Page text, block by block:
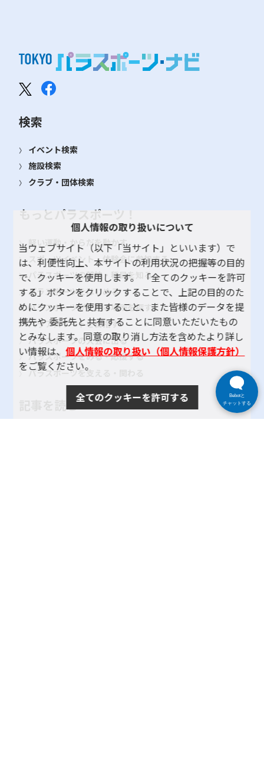
検索
イベント検索
施設検索
クラブ・団体検索
もっとパラスポーツ！
軽い運動・からだを動かす
スポーツイベント・体験会に参加する
パラスポーツの競技・種目を知る
パラスポーツをはじめる
パラスポーツができる場所を探す
パラアスリートを目指す
パラスポーツの大会に出る
パラスポーツをみる・応援する
パラスポーツを支える・関わる
記事を読む
個人情報の取り扱いについて
当ウェブサイト（以下「当サイト」といいます）で
は、利便性向上、本サイトの利用状況の把握等の目的
で、クッキーを使用します。 「全てのクッキーを許可
する」ボタンをクリックすることで、上記の目的のた
めにクッキーを使用すること、また皆様のデータを提
携先や 委託先と共有することに同意いただいたもの
とみなします。同意の取り消し方法を含めたより詳し
い情報は、個人情報の取り扱い（個人情報保護方針）
をご覧ください。
全てのクッキーを許可する
Bebotと
チャットする